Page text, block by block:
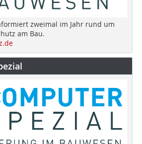
zweimal im Jahr rund um
am Bau.